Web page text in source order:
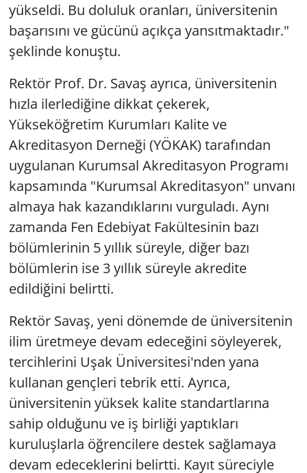
yükseldi. Bu doluluk oranları, üniversitenin
başarısını ve gücünü açıkça yansıtmaktadır."
şeklinde konuştu.
Rektör Prof. Dr. Savaş ayrıca, üniversitenin
hızla ilerlediğine dikkat çekerek,
Yükseköğretim Kurumları Kalite ve
Akreditasyon Derneği (YÖKAK) tarafından
uygulanan Kurumsal Akreditasyon Programı
kapsamında "Kurumsal Akreditasyon" unvanı
almaya hak kazandıklarını vurguladı. Aynı
zamanda Fen Edebiyat Fakültesinin bazı
bölümlerinin 5 yıllık süreyle, diğer bazı
bölümlerin ise 3 yıllık süreyle akredite
edildiğini belirtti.
Rektör Savaş, yeni dönemde de üniversitenin
ilim üretmeye devam edeceğini söyleyerek,
tercihlerini Uşak Üniversitesi'nden yana
kullanan gençleri tebrik etti. Ayrıca,
üniversitenin yüksek kalite standartlarına
sahip olduğunu ve iş birliği yaptıkları
kuruluşlarla öğrencilere destek sağlamaya
devam edeceklerini belirtti. Kayıt süreciyle